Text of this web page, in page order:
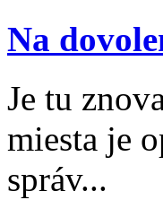
Na
Je tu
miesta je
správ...